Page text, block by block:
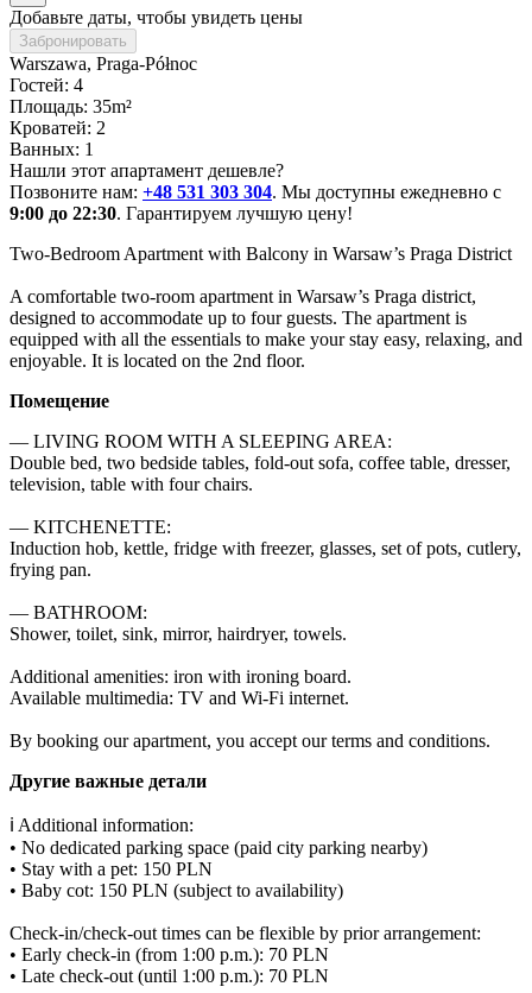
Добавьте даты, чтобы увидеть цены
Забронировать
Warszawa, Praga-Północ
Гостей: 4
Площадь: 35m²
Кроватей: 2
Ванных: 1
Нашли этот апартамент дешевле?
Позвоните нам: +48 531 303 304. Мы доступны ежедневно с
9:00 до 22:30. Гарантируем лучшую цену!
Two-Bedroom Apartment with Balcony in Warsaw’s Praga District
A comfortable two-room apartment in Warsaw’s Praga district,
designed to accommodate up to four guests. The apartment is
equipped with all the essentials to make your stay easy, relaxing, and
enjoyable. It is located on the 2nd floor.
Помещение
— LIVING ROOM WITH A SLEEPING AREA:
Double bed, two bedside tables, fold-out sofa, coffee table, dresser,
television, table with four chairs.
— KITCHENETTE:
Induction hob, kettle, fridge with freezer, glasses, set of pots, cutlery,
frying pan.
— BATHROOM:
Shower, toilet, sink, mirror, hairdryer, towels.
Additional amenities: iron with ironing board.
Available multimedia: TV and Wi-Fi internet.
By booking our apartment, you accept our terms and conditions.
Другие важные детали
ℹ️ Additional information:
• No dedicated parking space (paid city parking nearby)
• Stay with a pet: 150 PLN
• Baby cot: 150 PLN (subject to availability)
Check-in/check-out times can be flexible by prior arrangement:
• Early check-in (from 1:00 p.m.): 70 PLN
• Late check-out (until 1:00 p.m.): 70 PLN